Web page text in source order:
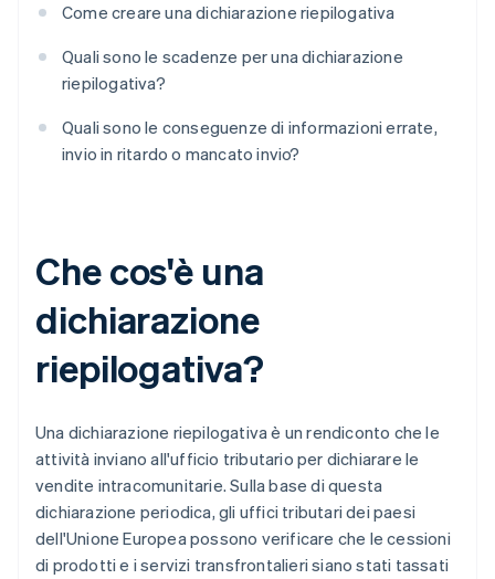
Come creare una dichiarazione riepilogativa
Quali sono le scadenze per una dichiarazione
riepilogativa?
Quali sono le conseguenze di informazioni errate,
invio in ritardo o mancato invio?
Che cos'è una
dichiarazione
riepilogativa?
Una dichiarazione riepilogativa è un rendiconto che le
attività inviano all'ufficio tributario per dichiarare le
vendite intracomunitarie. Sulla base di questa
dichiarazione periodica, gli uffici tributari dei paesi
dell'Unione Europea possono verificare che le cessioni
di prodotti e i servizi transfrontalieri siano stati tassati